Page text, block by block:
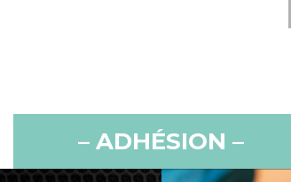
– ADHÉSION –